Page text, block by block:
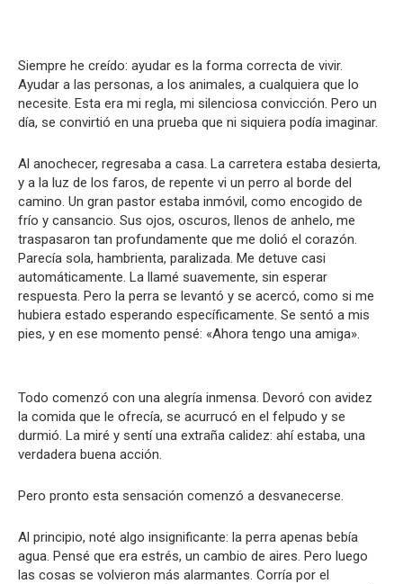
Siempre he creído: ayudar es la forma correcta de vivir.
Ayudar a las personas, a los animales, a cualquiera que lo
necesite. Esta era mi regla, mi silenciosa convicción. Pero un
día, se convirtió en una prueba que ni siquiera podía imaginar.
Al anochecer, regresaba a casa. La carretera estaba desierta,
y a la luz de los faros, de repente vi un perro al borde del
camino. Un gran pastor estaba inmóvil, como encogido de
frío y cansancio. Sus ojos, oscuros, llenos de anhelo, me
traspasaron tan profundamente que me dolió el corazón.
Parecía sola, hambrienta, paralizada. Me detuve casi
automáticamente. La llamé suavemente, sin esperar
respuesta. Pero la perra se levantó y se acercó, como si me
hubiera estado esperando específicamente. Se sentó a mis
pies, y en ese momento pensé: «Ahora tengo una amiga».
Todo comenzó con una alegría inmensa. Devoró con avidez
la comida que le ofrecía, se acurrucó en el felpudo y se
durmió. La miré y sentí una extraña calidez: ahí estaba, una
verdadera buena acción.
Pero pronto esta sensación comenzó a desvanecerse.
Al principio, noté algo insignificante: la perra apenas bebía
agua. Pensé que era estrés, un cambio de aires. Pero luego
las cosas se volvieron más alarmantes. Corría por el